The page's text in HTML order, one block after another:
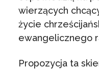
wierzących
życie
ewangelicznego
Propozycja ta